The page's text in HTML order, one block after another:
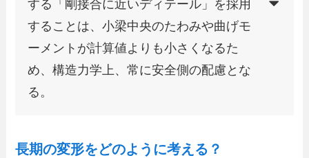
する「剛接合に近いディテール」を採用
することは、小梁中央のたわみや曲げモ
ーメントが計算値よりも小さくなるた
め、構造力学上、常に安全側の配慮とな
る。
長期の変形をどのように考える？